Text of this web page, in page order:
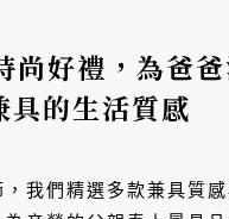
尚好禮，為爸
具的生活質感
我們精選多款兼具質